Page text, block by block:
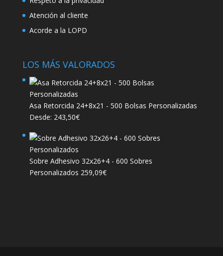
Atención al cliente
Acorde a la LOPD
LOS MÁS VALORADOS
Asa Retorcida 24+8x21 - 500 Bolsas Personalizadas
Desde: 243,50€
Sobre Adhesivo 32x26+4 - 600 Sobres
Personalizados 259,09€